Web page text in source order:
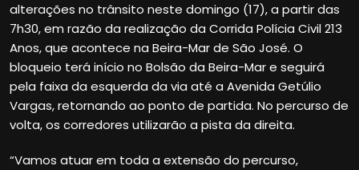
alterações no trânsito neste domingo (17), a partir das
7h30, em razão da realização da Corrida Polícia Civil 213
Anos, que acontece na Beira-Mar de São José. O
bloqueio terá início no Bolsão da Beira-Mar e seguirá
pela faixa da esquerda da via até a Avenida Getúlio
Vargas, retornando ao ponto de partida. No percurso de
volta, os corredores utilizarão a pista da direita.
“Vamos atuar em toda a extensão do percurso,